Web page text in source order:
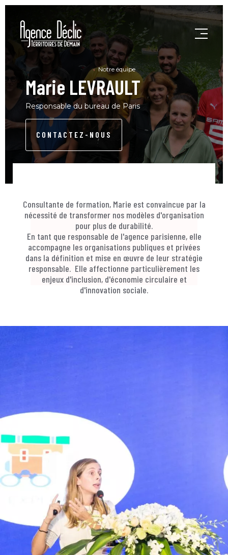
Notre équipe
Marie LEVRAULT
Responsable du bureau de Paris
CONTACTEZ-NOUS
Consultante de formation, Marie est convaincue par la
nécessité de transformer nos modèles d'organisation
pour plus de durabilité.
En tant que responsable de l'agence parisienne, elle
accompagne les organisations publiques et privées
dans la définition et mise en œuvre de leur stratégie
responsable. Elle affectionne particulièrement les
enjeux d'inclusion, d'économie circulaire et
d'innovation sociale.